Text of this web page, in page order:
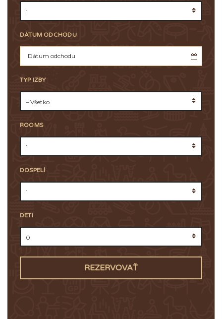
DÁTUM ODCHODU
TYP IZBY
ROOMS
DOSPELÍ
DETI
REZERVOVAŤ